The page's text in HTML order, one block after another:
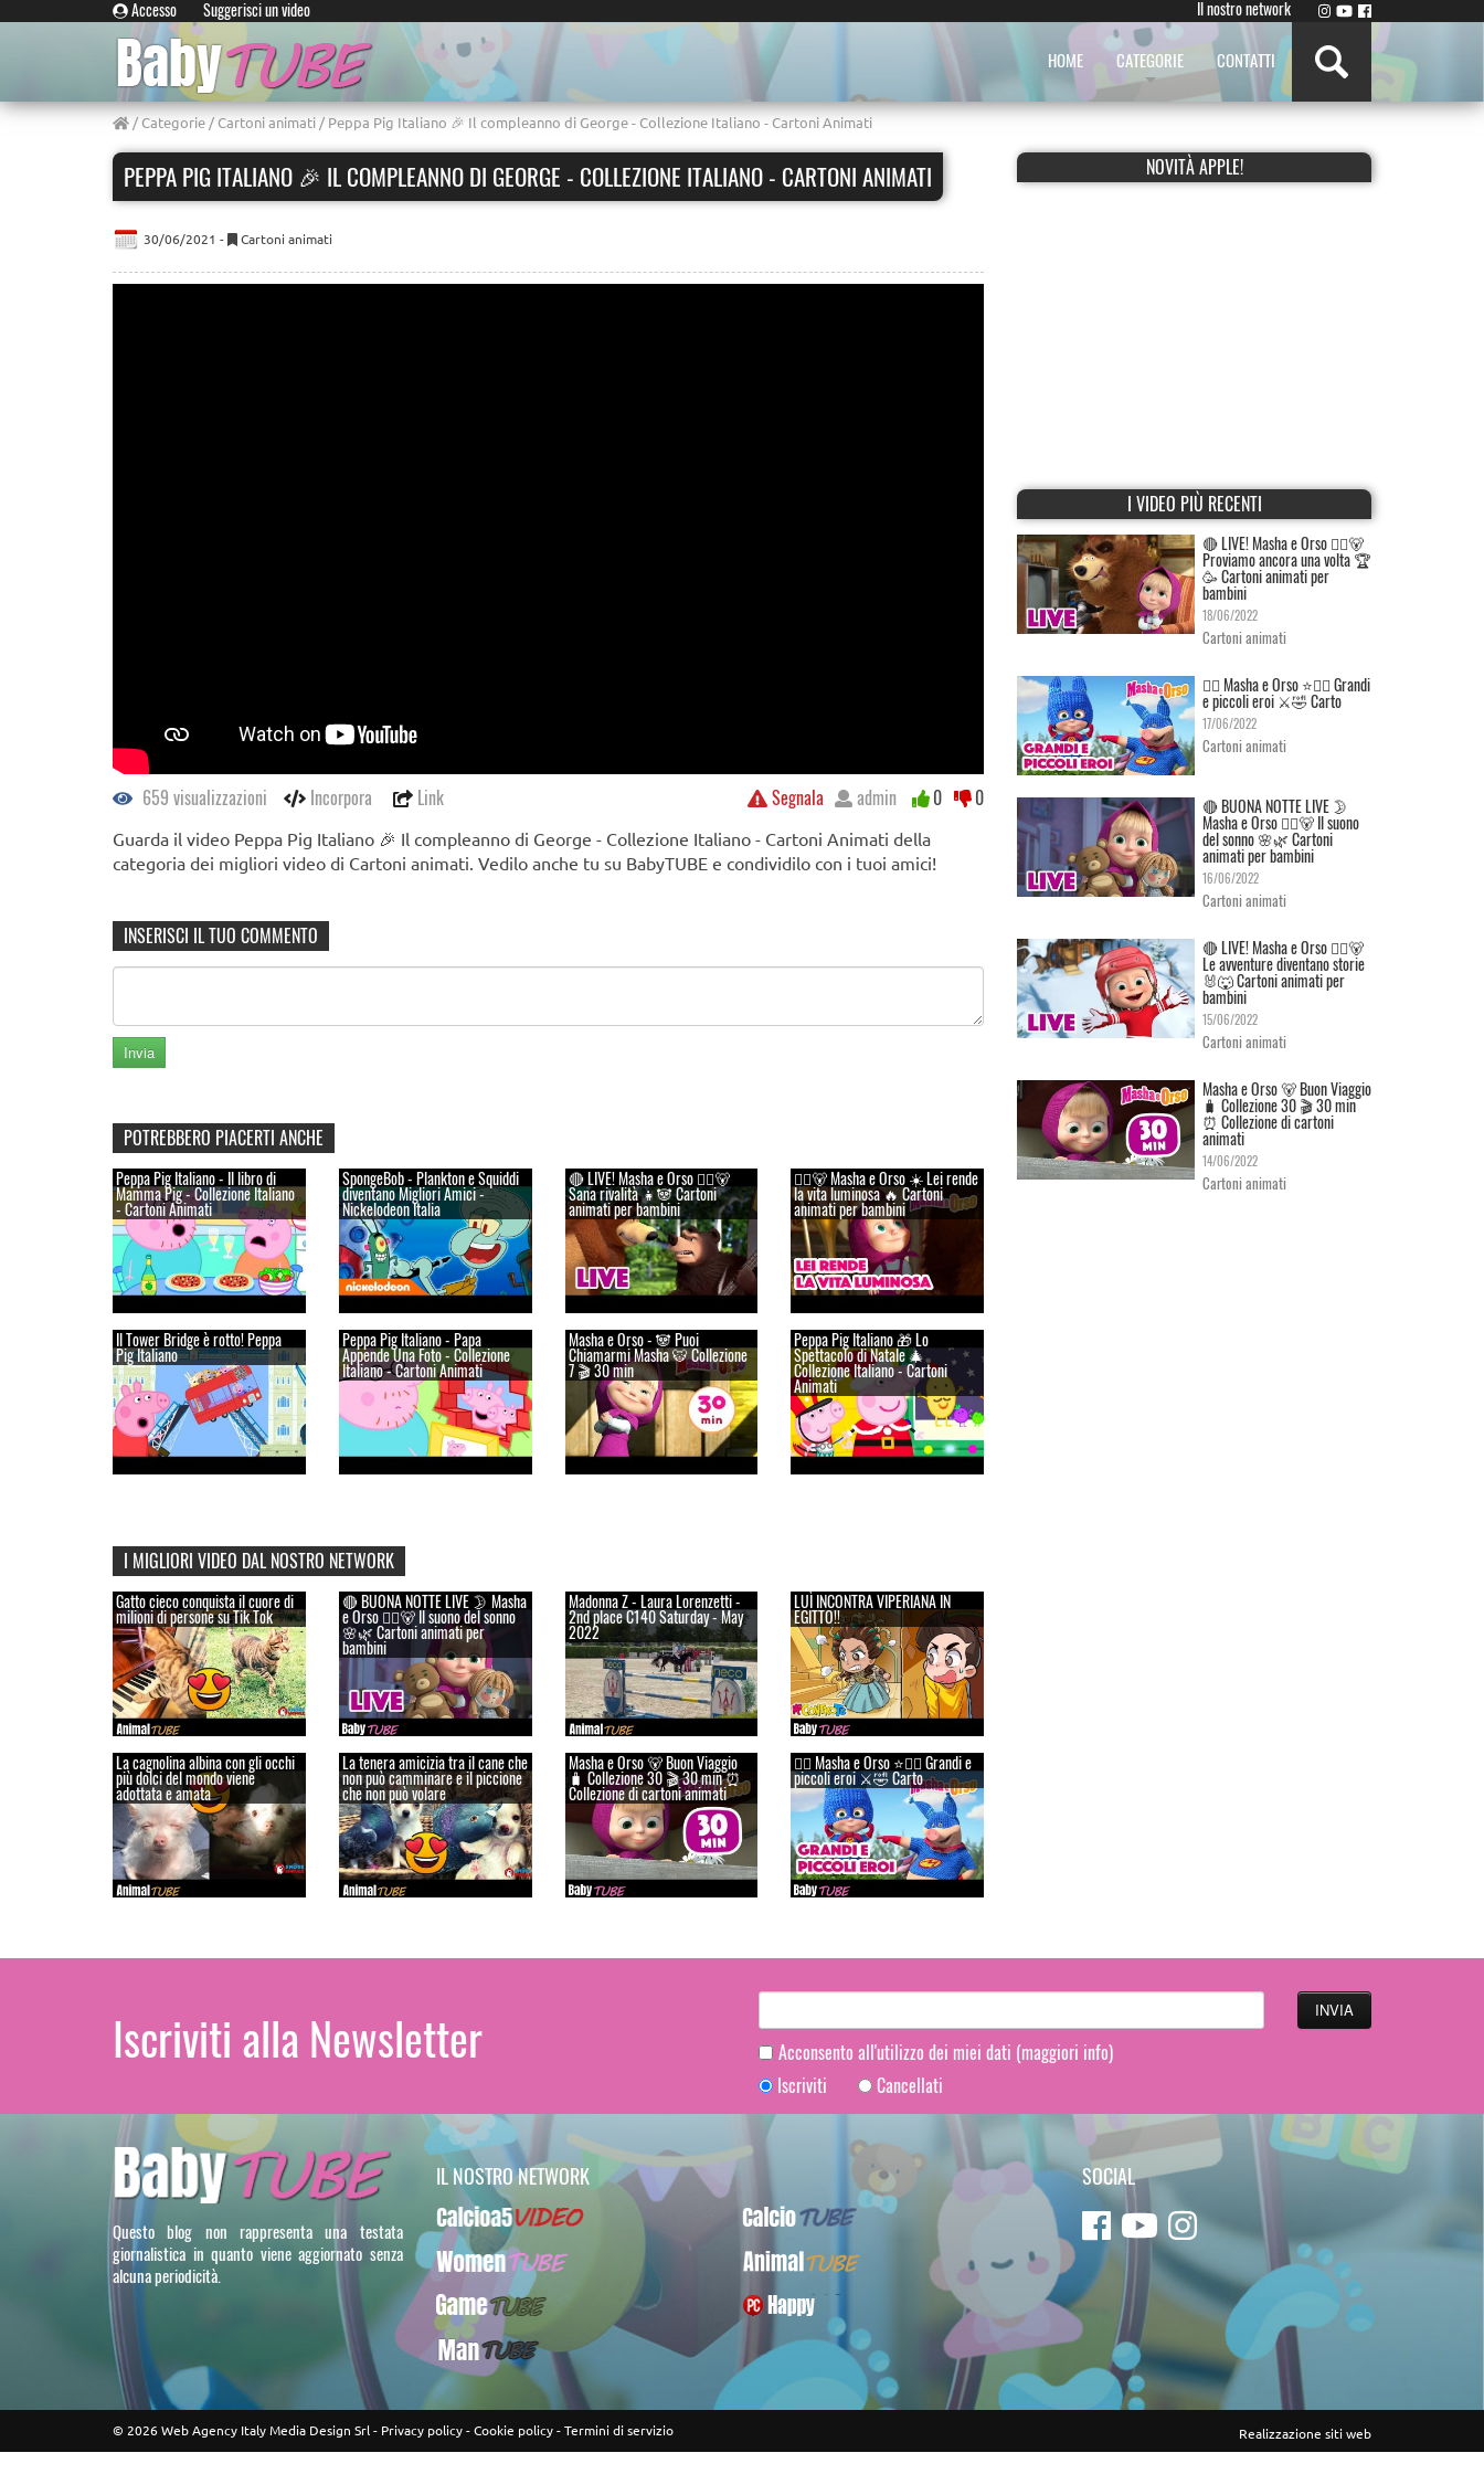
Accesso Suggerisci un video Il nostro network
HOME CATEGORIE CONTATTI
/Categorie/Cartoni animati/ Peppa Pig Italiano 🎉 Il compleanno di George - Collezione Italiano - Cartoni Animati
PEPPA PIG ITALIANO 🎉 IL COMPLEANNO DI GEORGE - COLLEZIONE ITALIANO - CARTONI ANIMATI
30/06/2021 - Cartoni animati
659 visualizzazioni Incorpora Link Segnala admin 0 0
Guarda il video Peppa Pig Italiano 🎉 Il compleanno di George - Collezione Italiano - Cartoni Animati della
categoria dei migliori video di Cartoni animati. Vedilo anche tu su BabyTUBE e condividilo con i tuoi amici!
INSERISCI IL TUO COMMENTO
POTREBBERO PIACERTI ANCHE
Peppa Pig Italiano - Il libro di
Mamma Pig - Collezione Italiano
- Cartoni Animati
SpongeBob - Plankton e Squiddi
diventano Migliori Amici -
Nickelodeon Italia
🔴 LIVE! Masha e Orso 👱‍♀️🐻
Sana rivalità 👧🐼 Cartoni
animati per bambini
👱‍♀️🐻 Masha e Orso ☀️ Lei rende
la vita luminosa 🔥 Cartoni
animati per bambini
Il Tower Bridge è rotto! Peppa
Pig Italiano
Peppa Pig Italiano - Papa
Appende Una Foto - Collezione
Italiano - Cartoni Animati
Masha e Orso - 🐼 Puoi
Chiamarmi Masha 🐯 Сollezione
7 🎬 30 min
Peppa Pig Italiano 🎁 Lo
Spettacolo di Natale 🎄
Collezione Italiano - Cartoni
Animati
I MIGLIORI VIDEO DAL NOSTRO NETWORK
Gatto cieco conquista il cuore di
milioni di persone su Tik Tok
🔴 BUONA NOTTE LIVE 🌛 Masha
e Orso 👱‍♀️🐻 Il suono del sonno
🌸🌿 Cartoni animati per
bambini
Madonna Z - Laura Lorenzetti -
2nd place C140 Saturday - May
2022
LUÌ INCONTRA VIPERIANA IN
EGITTO!!
La cagnolina albina con gli occhi
più dolci del mondo viene
adottata e amata
La tenera amicizia tra il cane che
non può camminare e il piccione
che non può volare
Masha e Orso 🐻 Buon Viaggio
🧳 Сollezione 30 🎬 30 min ⏰
Collezione di cartoni animati
👱‍♀️ Masha e Orso ⭐🦸‍♀️ Grandi e
piccoli eroi ⚔️🤣 Carto
NOVITÀ APPLE!
I VIDEO PIÙ RECENTI
🔴 LIVE! Masha e Orso 👱‍♀️🐻
Proviamo ancora una volta 🏆
🥳 Cartoni animati per
bambini
18/06/2022
Cartoni animati
👱‍♀️ Masha e Orso ⭐🦸‍♀️ Grandi
e piccoli eroi ⚔️🤣 Carto
17/06/2022
Cartoni animati
🔴 BUONA NOTTE LIVE 🌛
Masha e Orso 👱‍♀️🐻 Il suono
del sonno 🌸🌿 Cartoni
animati per bambini
16/06/2022
Cartoni animati
🔴 LIVE! Masha e Orso 👱‍♀️🐻
Le avventure diventano storie
🐰🐺 Cartoni animati per
bambini
15/06/2022
Cartoni animati
Masha e Orso 🐻 Buon Viaggio
🧳 Сollezione 30 🎬 30 min
⏰ Collezione di cartoni
animati
14/06/2022
Cartoni animati
Iscriviti alla Newsletter Acconsento all'utilizzo dei miei dati (maggiori info)
Iscriviti
Cancellati
Questo blog non rappresenta una testata
giornalistica in quanto viene aggiornato senza
alcuna periodicità.
IL NOSTRO NETWORK
Calcioa5Video
CalcioTUBE
WomenTUBE
AnimalTUBE
GameTUBE
PcHappy
ManTUBE
SOCIAL
© 2026 Web Agency Italy Media Design Srl - Privacy policy-Cookie policy-Termini di servizio Realizzazione siti web